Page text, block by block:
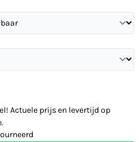
Actuele prijs en levertijd op